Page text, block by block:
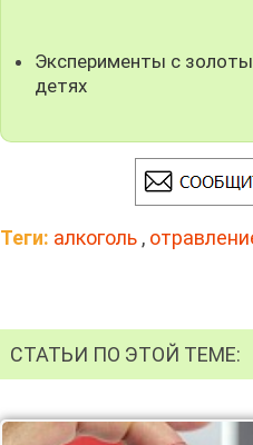
Эксперименты с
детях
Теги: алкоголь ,
СТАТЬИ ПО ЭТОЙ ТЕМЕ: